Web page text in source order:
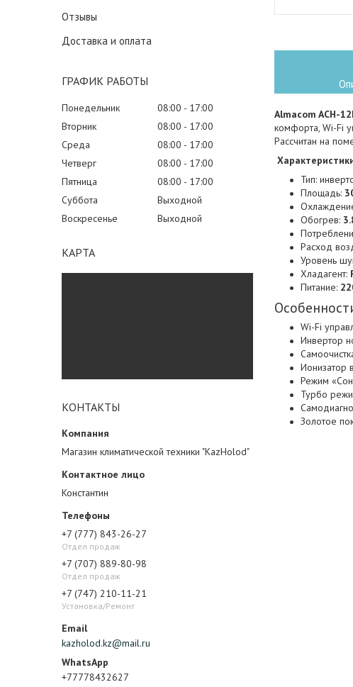
Отзывы
Доставка и оплата
ГРАФИК РАБОТЫ
Понедельник 08:00
17:00
Вторник
08:00
17:00
Среда
08:00
17:00
Четверг
08:00
17:00
Пятница
08:00
17:00
Суббота
Выходной
Воскресенье
Выходной
КАРТА
КОНТАКТЫ
Магазин климатической техники "KazHolod"
Константин
+7 (777) 843-26-27
Отдел продаж
+7 (707) 889-80-98
Отдел продаж
+7 (747) 210-11-21
Установка/Ремонт
kazholod.kz@mail.ru
+77778432627
Almacom ACH-
комфорта, Wi-Fi
Рассчитан на
Тип:
Площадь:
Обогрев:
Расход
Уровень
Хладагент:
Питание:
Wi-Fi
Инвертор
Ионизатор
Режим
Турбо
Золотое